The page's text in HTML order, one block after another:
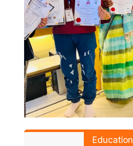
Education